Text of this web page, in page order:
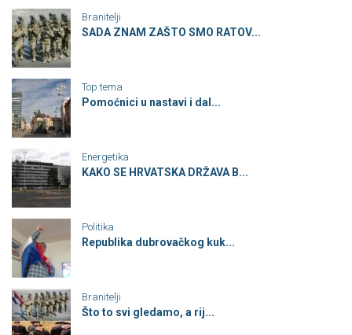
Branitelji
SADA ZNAM ZAŠTO SMO RATOV...
Top tema
Pomoćnici u nastavi i dal...
Energetika
KAKO SE HRVATSKA DRŽAVA B...
Politika
Republika dubrovačkog kuk...
Branitelji
Što to svi gledamo, a rij...